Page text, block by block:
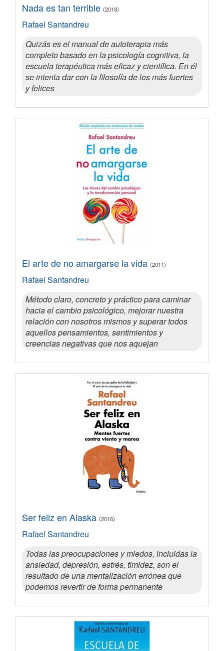
Nada es tan terrible (2018)
Rafael Santandreu
Quizás es el manual de autoterapia más
completo basado en la psicología cognitiva, la
escuela terapéutica más eficaz y científica. En él
se intenta dar con la filosofía de los más fuertes
y felices
El arte de no amargarse la vida (2011)
Rafael Santandreu
Método claro, concreto y práctico para caminar
hacia el cambio psicológico, mejorar nuestra
relación con nosotros mismos y superar todos
aquellos pensamientos, sentimientos y
creencias negativas que nos aquejan
Ser feliz en Alaska (2016)
Rafael Santandreu
Todas las preocupaciones y miedos, incluidas la
ansiedad, depresión, estrés, timidez, son el
resultado de una mentalización errónea que
podemos revertir de forma permanente